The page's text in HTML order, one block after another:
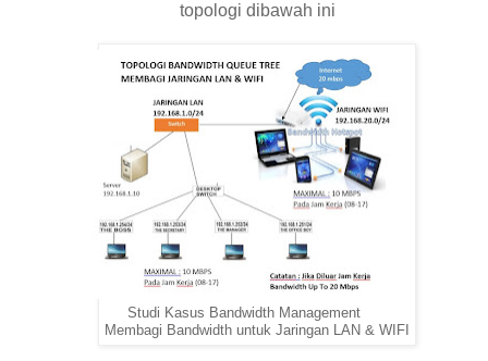
topologi dibawah ini
Studi Kasus Bandwidth Management
Membagi Bandwidth untuk Jaringan LAN & WIFI